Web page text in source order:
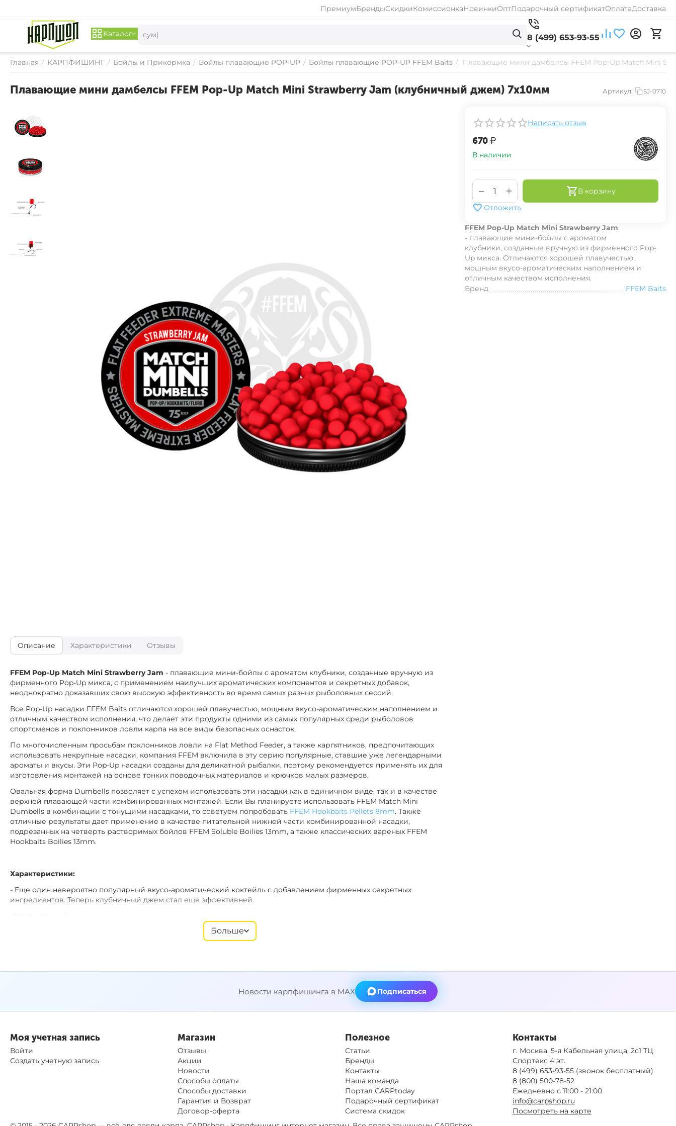
ПремиумБрендыСкидкиКомиссионкаНовинкиОптПодарочный сертификатОплатаДоставка
Каталог 8 (499) 653-93-55
Главная / КАРПФИШИНГ / Бойлы и Прикормка / Бойлы плавающие POP-UP / Бойлы плавающие POP-UP FFEM Baits / Плавающие мини дамбелсы FFEM Pop-Up Match Mini
Плавающие мини дамбелсы FFEM Pop-Up Match Mini Strawberry Jam (клубничный джем) 7x10мм Артикул: SJ-0710
Написать отзыв
‍670‍₽
В наличии
+
−
В корзину
Отложить
FFEM Pop-Up Match Mini Strawberry Jam
- плавающие мини-бойлы с ароматом
клубники, созданные вручную из фирменного Pop-
Up микса. Отличаются хорошей плавучестью,
мощным вкусо-ароматическим наполнением и
отличным качеством исполнения.
Бренд
FFEM Baits
Описание Характеристики Отзывы
FFEM Pop-Up Match Mini Strawberry Jam - плавающие мини-бойлы с ароматом клубники, созданные вручную из
фирменного Pop-Up микса, с применением наилучших ароматических компонентов и секретных добавок,
неоднократно доказавших свою высокую эффективность во время самых разных рыболовных сессий.
Все Pop-Up насадки FFEM Baits отличаются хорошей плавучестью, мощным вкусо-ароматическим наполнением и
отличным качеством исполнения, что делает эти продукты одними из самых популярных среди рыболовов
спортсменов и поклонников ловли карпа на все виды безопасных оснасток.
По многочисленным просьбам поклонников ловли на Flat Method Feeder, а также карпятников, предпочитающих
использовать некрупные насадки, компания FFEM включила в эту серию популярные, ставшие уже легендарными
ароматы и вкусы. Эти Pop-Up насадки созданы для деликатной рыбалки, поэтому рекомендуется применять их для
изготовления монтажей на основе тонких поводочных материалов и крючков малых размеров.
Овальная форма Dumbеlls позволяет с успехом использовать эти насадки как в единичном виде, так и в качестве
верхней плавающей части комбинированных монтажей. Если Вы планируете использовать FFEM Match Mini
Dumbells в комбинации с тонущими насадками, то советуем попробовать FFEM Hookbaits Pellets 8mm. Также
отличные результаты дает применение в качестве питательной нижней части комбинированной насадки,
подрезанных на четверть растворимых бойлов FFEM Soluble Boilies 13mm, а также классических вареных FFEM
Hookbaits Boilies 13mm.
Характеристики:
- Еще один невероятно популярный вкусо-ароматический коктейль с добавлением фирменных секретных
ингредиентов. Теперь клубничный джем стал еще эффективней.
Больше
Новости карпфишинга в MAX Подписаться
Моя учетная запись
Войти
Создать учетную запись
Магазин
Отзывы
Акции
Новости
Способы оплаты
Способы доставки
Гарантия и Возврат
Договор-оферта
Полезное
Статьи
Бренды
Контакты
Наша команда
Портал CARPtoday
Подарочный сертификат
Система скидок
Контакты
г. Москва, 5-я Кабельная улица, 2с1 ТЦ
Спортекс 4 эт.
8 (499) 653-93-55(звонок бесплатный)
8 (800) 500-78-52
Ежедневно с 11:00 - 21:00
info@carpshop.ru
Посмотреть на карте